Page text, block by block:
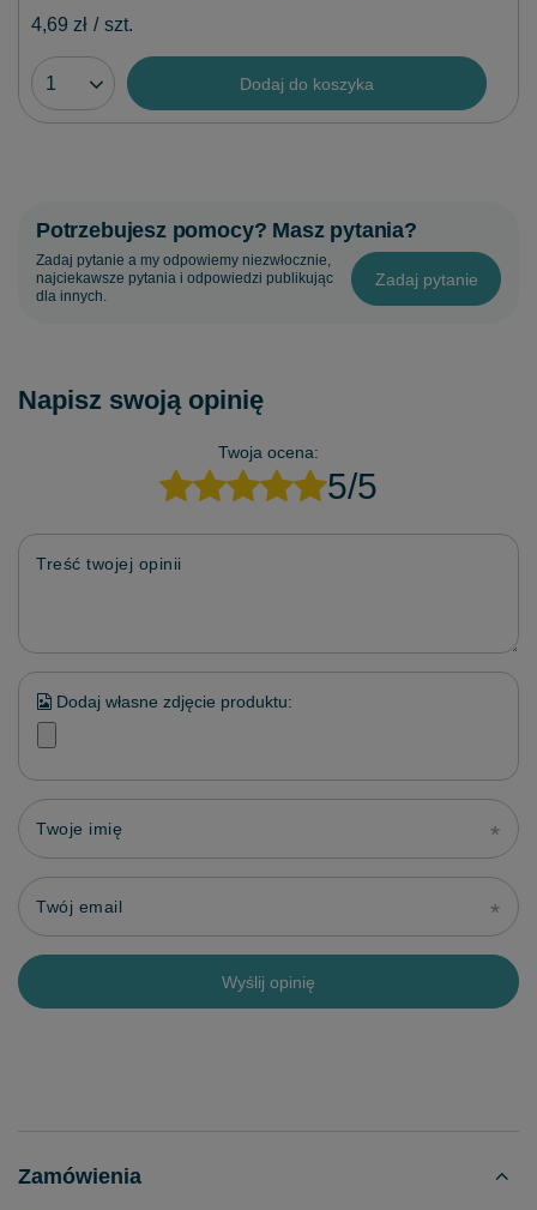
4,69 zł / szt.
Dodaj do koszyka
Potrzebujesz pomocy? Masz pytania?
Zadaj pytanie a my odpowiemy niezwłocznie,
najciekawsze pytania i odpowiedzi publikując
dla innych.
Zadaj pytanie
Napisz swoją opinię
Twoja ocena:
5/5
Treść twojej opinii
Dodaj własne zdjęcie produktu:
Twoje imię
Twój email
Wyślij opinię
Zamówienia